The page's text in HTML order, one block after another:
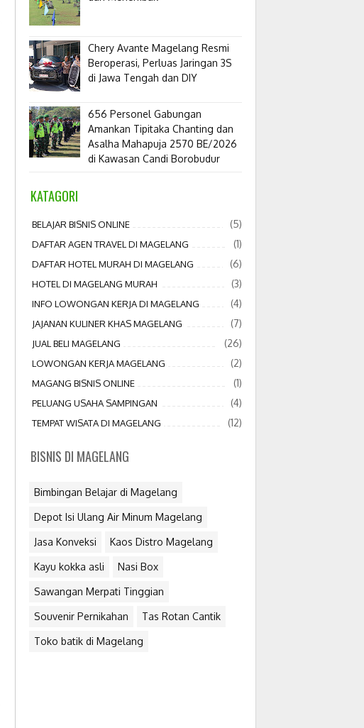
​Chery Avante Magelang Resmi
Beroperasi, Perluas Jaringan 3S
di Jawa Tengah dan DIY
656 Personel Gabungan
Amankan Tipitaka Chanting dan
Asalha Mahapuja 2570 BE/2026
di Kawasan Candi Borobudur
KATAGORI
BELAJAR BISNIS ONLINE (5)
DAFTAR AGEN TRAVEL DI MAGELANG (1)
DAFTAR HOTEL MURAH DI MAGELANG (6)
HOTEL DI MAGELANG MURAH (3)
INFO LOWONGAN KERJA DI MAGELANG (4)
JAJANAN KULINER KHAS MAGELANG (7)
JUAL BELI MAGELANG (26)
LOWONGAN KERJA MAGELANG (2)
MAGANG BISNIS ONLINE (1)
PELUANG USAHA SAMPINGAN (4)
TEMPAT WISATA DI MAGELANG (12)
BISNIS DI MAGELANG
Bimbingan Belajar di Magelang
Depot Isi Ulang Air Minum Magelang
Jasa Konveksi Kaos Distro Magelang
Kayu kokka asli Nasi Box
Sawangan Merpati Tinggian
Souvenir Pernikahan Tas Rotan Cantik
Toko batik di Magelang